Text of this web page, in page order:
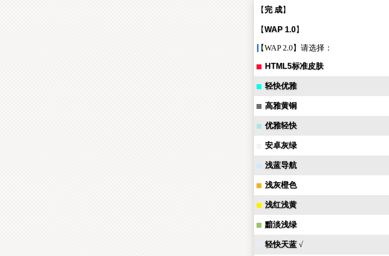
【 完 成】
【WAP 1.0】
【WAP 2.0】请选择：
HTML5标准皮肤
轻快优雅
高雅黄铜
优雅轻快
安卓灰绿
浅蓝导航
浅灰橙色
浅红浅黄
黯淡浅绿
轻快天蓝 √